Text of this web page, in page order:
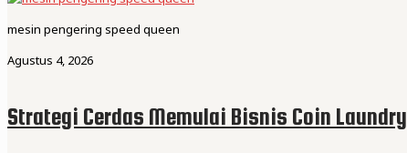
mesin pengering speed queen
Agustus 4, 2026
Strategi Cerdas Memulai Bisnis Coin Laundry